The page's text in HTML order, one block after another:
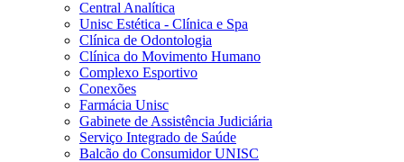
Central Analítica
Unisc Estética - Clínica e Spa
Clínica de Odontologia
Clínica do Movimento Humano
Complexo Esportivo
Conexões
Farmácia Unisc
Gabinete de Assistência Judiciária
Serviço Integrado de Saúde
Balcão do Consumidor UNISC